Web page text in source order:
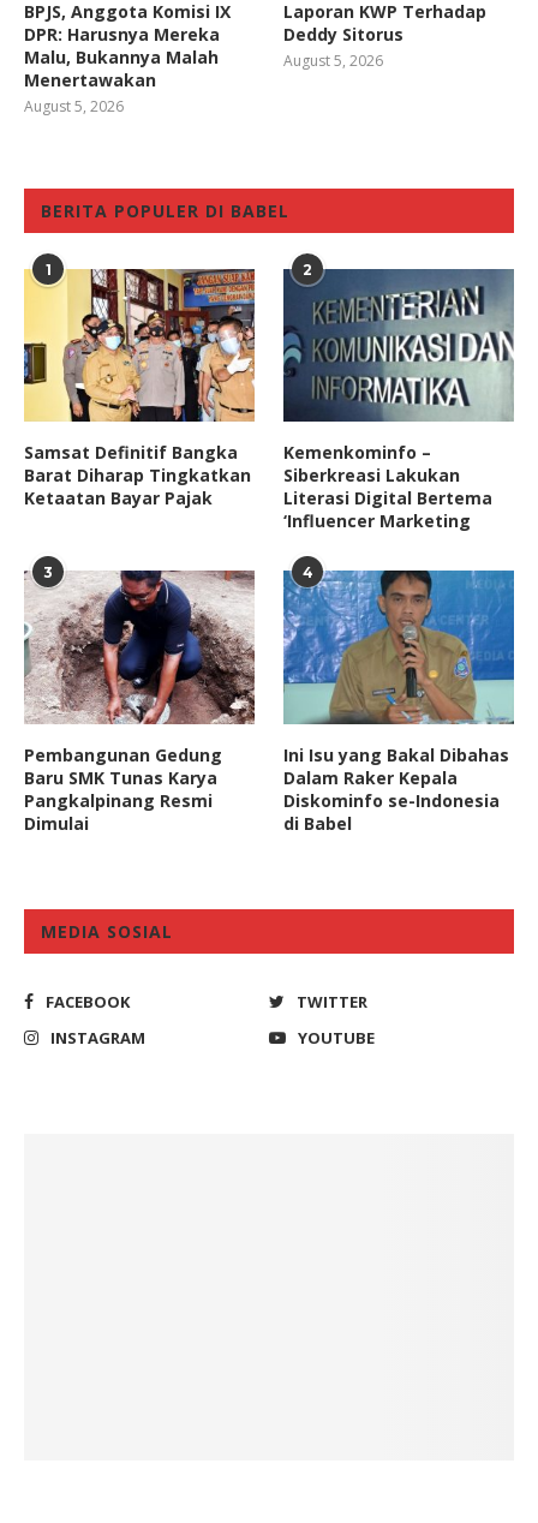
BPJS, Anggota Komisi IX
DPR: Harusnya Mereka
Malu, Bukannya Malah
Menertawakan
August 5, 2026
Laporan KWP Terhadap
Deddy Sitorus
August 5, 2026
BERITA POPULER DI BABEL
1
Samsat Definitif Bangka
Barat Diharap Tingkatkan
Ketaatan Bayar Pajak
2
Kemenkominfo –
Siberkreasi Lakukan
Literasi Digital Bertema
‘Influencer Marketing
3
Pembangunan Gedung
Baru SMK Tunas Karya
Pangkalpinang Resmi
Dimulai
4
Ini Isu yang Bakal Dibahas
Dalam Raker Kepala
Diskominfo se-Indonesia
di Babel
MEDIA SOSIAL
FACEBOOK
TWITTER
INSTAGRAM
YOUTUBE